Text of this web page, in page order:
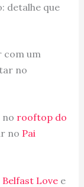
detalhe que
com um
no
no rooftop do
no Pai
Belfast Lovee